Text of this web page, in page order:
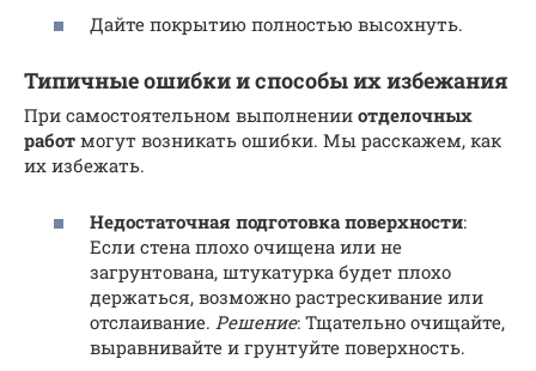
Дайте покрытию полностью высохнуть.
Типичные ошибки и способы их избежания
При самостоятельном выполнении отделочных
работ могут возникать ошибки. Мы расскажем, как
их избежать.
Недостаточная подготовка поверхности:
Если стена плохо очищена или не
загрунтована, штукатурка будет плохо
держаться, возможно растрескивание или
отслаивание. Решение: Тщательно очищайте,
выравнивайте и грунтуйте поверхность.